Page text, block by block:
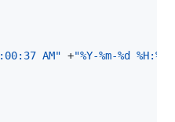
AM" +"%Y-%m-%d